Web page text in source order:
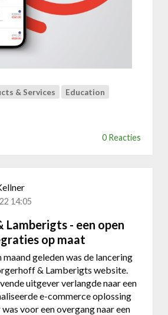
& Services Education
0 Reacties
14:05
- een open
op maat
maand geleden was de lancering
& Lamberigts website.
uitgever verlangde naar een
e-commerce oplossing
voor een overgang naar een